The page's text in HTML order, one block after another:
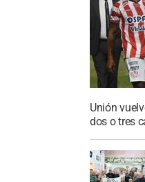
Unión
dos o tres